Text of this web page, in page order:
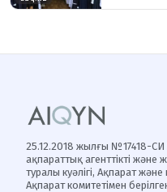
25.12.2018 жылғы №17418-СИ
ақпараттық агенттікті
туралы куәлігі, Ақпарат
Ақпарат комитетімен